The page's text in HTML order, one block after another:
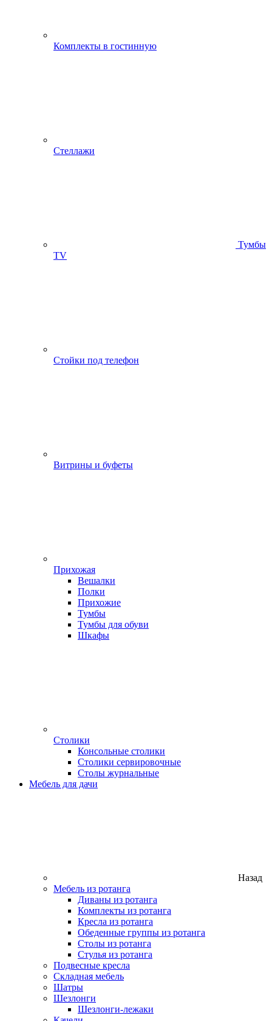
Комплекты в гостинную
Стеллажи
Тумбы
ТV
Стойки под телефон
Витрины и буфеты
Прихожая
Вешалки
Полки
Прихожие
Тумбы
Тумбы для обуви
Шкафы
Столики
Консольные столики
Столики сервировочные
Столы журнальные
Мебель для дачи
Назад
Мебель из ротанга
Диваны из ротанга
Комплекты из ротанга
Кресла из ротанга
Обеденные группы из ротанга
Столы из ротанга
Стулья из ротанга
Подвесные кресла
Складная мебель
Шатры
Шезлонги
Шезлонги-лежаки